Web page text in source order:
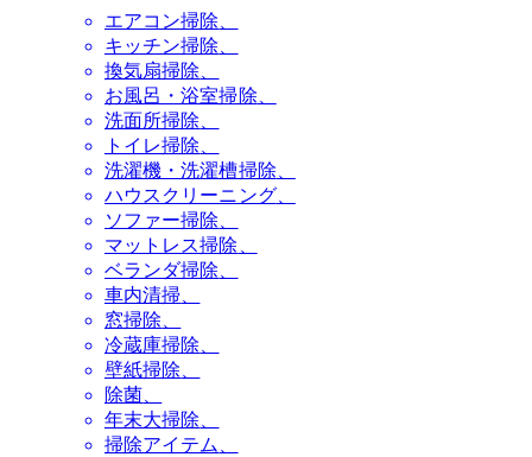
エアコン掃除
キッチン掃除
換気扇掃除
お風呂・浴室掃除
洗面所掃除
トイレ掃除
洗濯機・洗濯槽掃除
ハウスクリーニング
ソファー掃除
マットレス掃除
ベランダ掃除
車内清掃
窓掃除
冷蔵庫掃除
壁紙掃除
除菌
年末大掃除
掃除アイテム